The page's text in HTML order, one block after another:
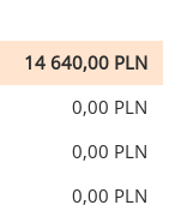
14 640,00 PLN
0,00 PLN
0,00 PLN
0,00 PLN